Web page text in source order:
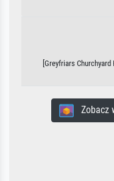
[Greyfriars
Zobacz